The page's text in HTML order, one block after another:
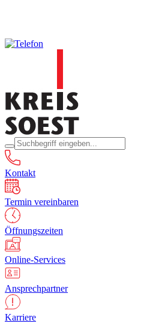
Kontakt
Termin vereinbaren
Öffnungszeiten
Online-Services
Ansprechpartner
Karriere